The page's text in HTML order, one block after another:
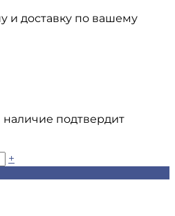
и доставку по вашему
наличие подтвердит
+